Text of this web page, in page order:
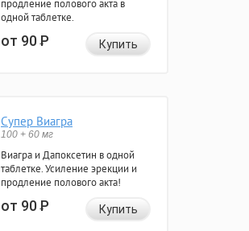
продление полового акта в
одной таблетке.
от 90Р Купить
Супер Виагра
100 + 60 мг
Виагра и Дапоксетин в одной
таблетке. Усиление эрекции и
продление полового акта!
от 90Р Купить